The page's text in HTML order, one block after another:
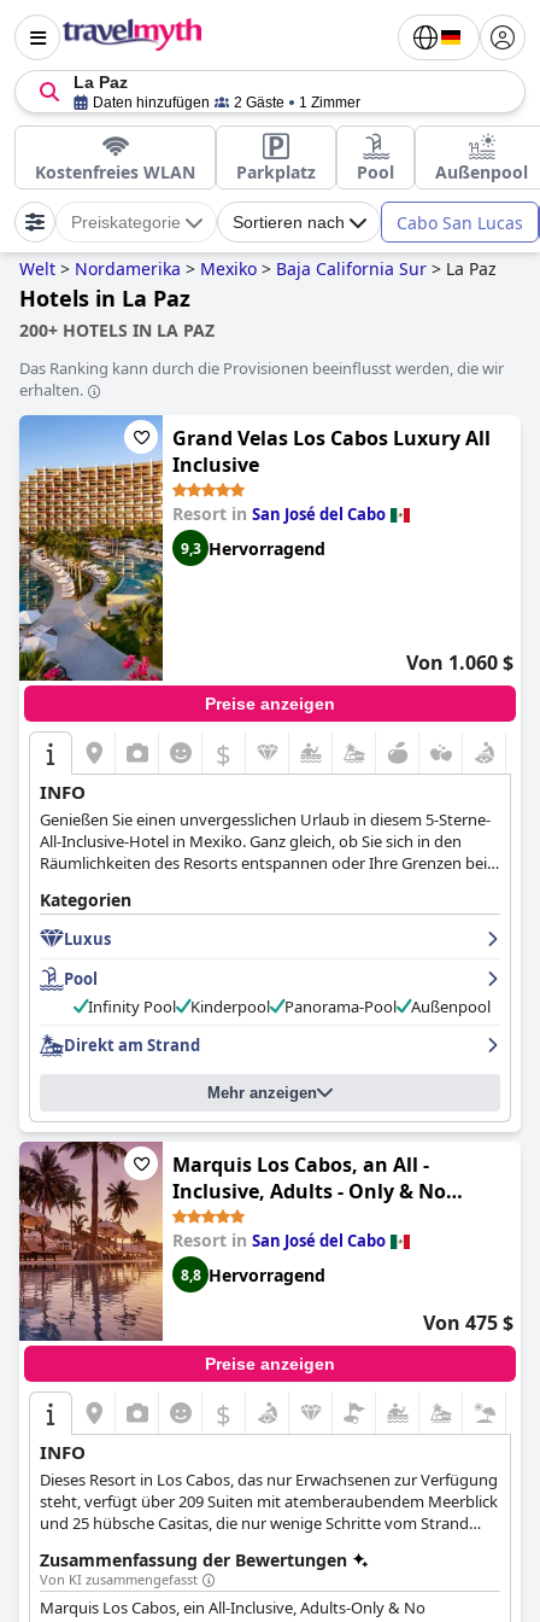
La Paz
Daten hinzufügen 2 Gäste 1 Zimmer
Kostenfreies WLAN Parkplatz Pool Außenpool
Preiskategorie Sortieren nach Cabo San Lucas
Welt > Nordamerika > Mexiko > Baja California Sur > La Paz
Hotels in La Paz
200+ HOTELS IN LA PAZ
Das Ranking kann durch die Provisionen beeinflusst werden, die wir
erhalten.
Grand Velas Los Cabos Luxury All
Inclusive
Resort in San José del Cabo
9,3 Hervorragend
Von 1.060 $
Preise anzeigen
$
INFO
Genießen Sie einen unvergesslichen Urlaub in diesem 5-Sterne-
All-Inclusive-Hotel in Mexiko. Ganz gleich, ob Sie sich in den
Räumlichkeiten des Resorts entspannen oder Ihre Grenzen bei
Cabos wird allen Ansprüchen gerecht. Machen Sie ein vom Hotel
organisiertes Picknick, genießen Sie einen Brunch auf dem Meer,
beobachten Sie den wunderschönen Nachthimmel oder gehen
Sie schnorcheln, nehmen Sie an einem Off-Road-Abenteuer teil,
bei dem Sie die Gegend von Baja erkunden, und erleben Sie eine
Vielzahl von Wasseraktivitäten.
Kategorien
Luxus
Pool
Infinity Pool
Kinderpool Panorama-Pool
Außenpool
Direkt am Strand
Mehr anzeigen
Marquis Los Cabos, an All -
Inclusive, Adults - Only & No
Timeshare Resort
Resort in San José del Cabo
8,8 Hervorragend
Von 475 $
Preise anzeigen
$
INFO
Dieses Resort in Los Cabos, das nur Erwachsenen zur Verfügung
steht, verfügt über 209 Suiten mit atemberaubendem Meerblick
und 25 hübsche Casitas, die nur wenige Schritte vom Strand
Marquis und fünf verschiedene gastronomische Angebote, die
von Chefkoch Claudio Hotter zubereitet werden. Die ideale Lage
des Marquis Los Cabos am Touristenkorridor ermöglicht einen
Zusammenfassung der Bewertungen
Von KI zusammengefasst
Marquis Los Cabos, ein All-Inclusive, Adults-Only & No